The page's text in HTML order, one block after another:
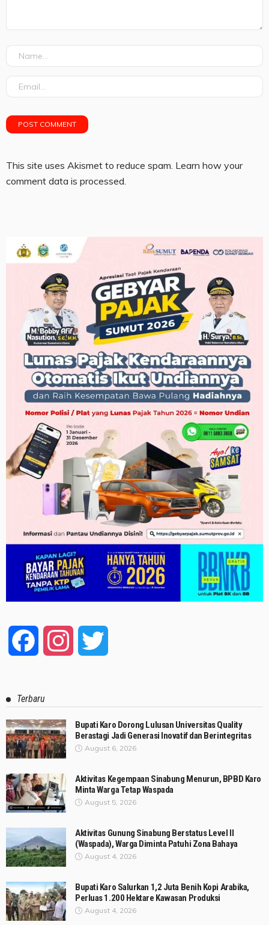
This site uses Akismet to reduce spam. Learn how your
comment data is processed.
Facebook Instagram
Terbaru
Bupati Karo Dorong Lulusan Universitas Quality
Berastagi Jadi Generasi Inovatif dan Berintegritas
August 6, 2026
Aktivitas Kegempaan Sinabung Menurun, BPBD Karo
Minta Warga Tetap Waspada
August 5, 2026
Aktivitas Gunung Sinabung Berstatus Level II
(Waspada), Warga Diminta Patuhi Zona Bahaya
August 4, 2026
Bupati Karo Salurkan 1,2 Juta Benih Kopi Arabika,
Perluas 1.200 Hektare Kawasan Produksi
August 4, 2026